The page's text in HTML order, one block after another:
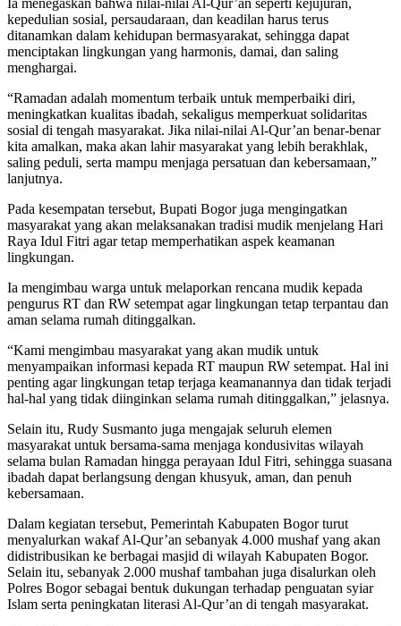
Ia menegaskan bahwa nilai-nilai Al-Qur’an seperti kejujuran,
kepedulian sosial, persaudaraan, dan keadilan harus terus
ditanamkan dalam kehidupan bermasyarakat, sehingga dapat
menciptakan lingkungan yang harmonis, damai, dan saling
menghargai.
“Ramadan adalah momentum terbaik untuk memperbaiki diri,
meningkatkan kualitas ibadah, sekaligus memperkuat solidaritas
sosial di tengah masyarakat. Jika nilai-nilai Al-Qur’an benar-benar
kita amalkan, maka akan lahir masyarakat yang lebih berakhlak,
saling peduli, serta mampu menjaga persatuan dan kebersamaan,”
lanjutnya.
Pada kesempatan tersebut, Bupati Bogor juga mengingatkan
masyarakat yang akan melaksanakan tradisi mudik menjelang Hari
Raya Idul Fitri agar tetap memperhatikan aspek keamanan
lingkungan.
Ia mengimbau warga untuk melaporkan rencana mudik kepada
pengurus RT dan RW setempat agar lingkungan tetap terpantau dan
aman selama rumah ditinggalkan.
“Kami mengimbau masyarakat yang akan mudik untuk
menyampaikan informasi kepada RT maupun RW setempat. Hal ini
penting agar lingkungan tetap terjaga keamanannya dan tidak terjadi
hal-hal yang tidak diinginkan selama rumah ditinggalkan,” jelasnya.
Selain itu, Rudy Susmanto juga mengajak seluruh elemen
masyarakat untuk bersama-sama menjaga kondusivitas wilayah
selama bulan Ramadan hingga perayaan Idul Fitri, sehingga suasana
ibadah dapat berlangsung dengan khusyuk, aman, dan penuh
kebersamaan.
Dalam kegiatan tersebut, Pemerintah Kabupaten Bogor turut
menyalurkan wakaf Al-Qur’an sebanyak 4.000 mushaf yang akan
didistribusikan ke berbagai masjid di wilayah Kabupaten Bogor.
Selain itu, sebanyak 2.000 mushaf tambahan juga disalurkan oleh
Polres Bogor sebagai bentuk dukungan terhadap penguatan syiar
Islam serta peningkatan literasi Al-Qur’an di tengah masyarakat.